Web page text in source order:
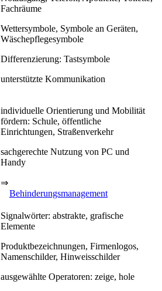
Fachräume
Wettersymbole, Symbole an Geräten,
Wäschepflegesymbole
Differenzierung: Tastsymbole
unterstützte Kommunikation
individuelle Orientierung und Mobilität
fördern: Schule, öffentliche
Einrichtungen, Straßenverkehr
sachgerechte Nutzung von PC und
Handy
⇒
Behinderungsmanagement
Signalwörter: abstrakte, grafische
Elemente
Produktbezeichnungen, Firmenlogos,
Namenschilder, Hinweisschilder
ausgewählte Operatoren: zeige, hole